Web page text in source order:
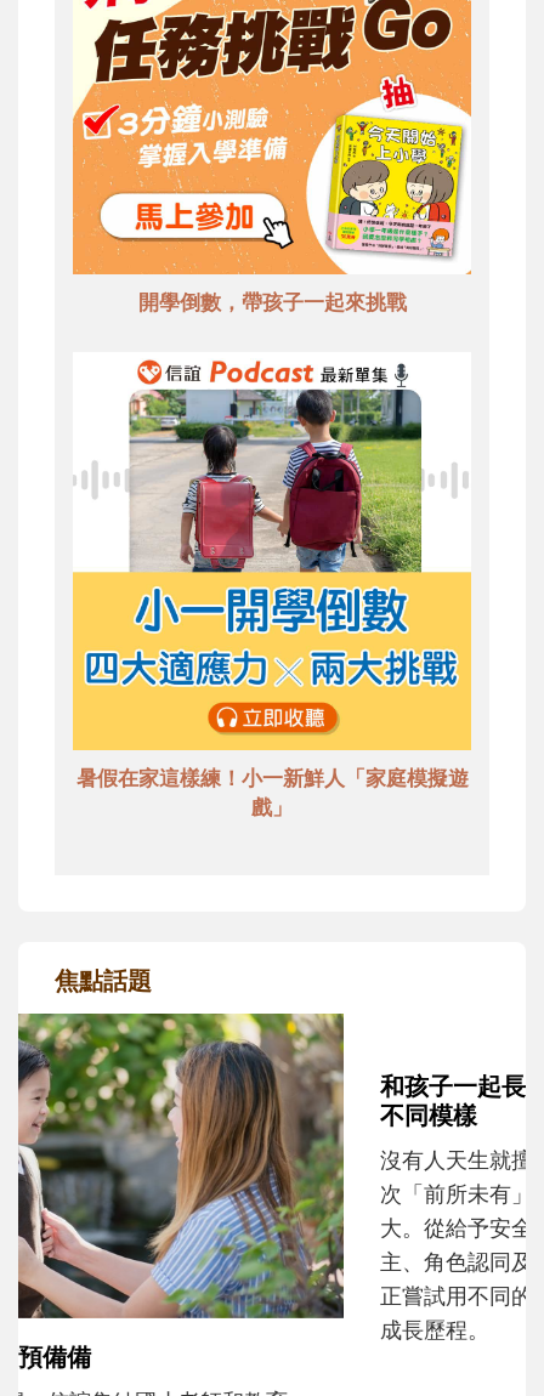
開學倒數，帶孩子一起來挑戰
暑假在家這樣練！小一新鮮人「家庭模擬遊
戲」
焦點話題
和孩子一起長大的那個男人│讀懂父親的
不同模樣